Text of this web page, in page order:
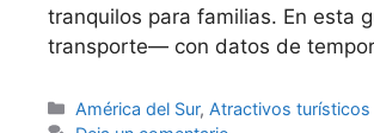
tranquilos para familias. En esta
transporte— con datos de
Categorías
América del Sur, Atractivos turísticos